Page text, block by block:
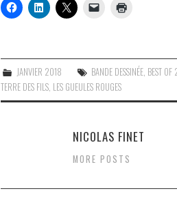
JANVIER 2018 BANDE DESSINÉE, BEST OF
TERRE DES FILS, LES GUEULES ROUGES
NICOLAS FINET
MORE POSTS